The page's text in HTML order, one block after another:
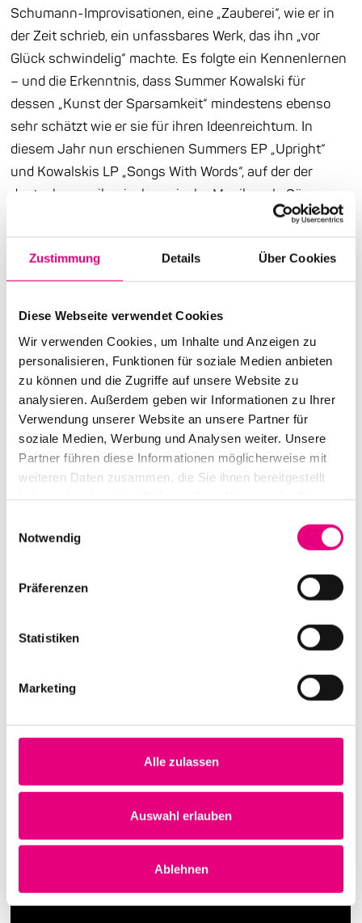
Zustimmung Details Über Cookies
Diese Webseite verwendet Cookies
Wir verwenden Cookies, um Inhalte und Anzeigen zu
personalisieren, Funktionen für soziale Medien anbieten
zu können und die Zugriffe auf unsere Website zu
analysieren. Außerdem geben wir Informationen zu Ihrer
Verwendung unserer Website an unsere Partner für
soziale Medien, Werbung und Analysen weiter. Unsere
Partner führen diese Informationen möglicherweise mit
weiteren Daten zusammen, die Sie ihnen bereitgestellt
Notwendig
Präferenzen
Statistiken
Marketing
Alle zulassen
Auswahl erlauben
Ablehnen
Schumann-Improvisationen, eine „Zauberei“, wie er in
der Zeit schrieb, ein unfassbares Werk, das ihn „vor
Glück schwindelig“ machte. Es folgte ein Kennenlernen
– und die Erkenntnis, dass Summer Kowalski für
dessen „Kunst der Sparsamkeit“ mindestens ebenso
sehr schätzt wie er sie für ihren Ideenreichtum. In
diesem Jahr nun erschienen Summers EP „Upright“
und Kowalskis LP „Songs With Words“, auf der der
deutsch-amerikanischpersische Musiker als Sänger
auftritt, Gedichte Allen Ginsbergs mit klassischen
Klavierstücken paart und von Johanna Summer
begleitet wird — ergänzt um Beiträge auch von Igor Levit
und Chilly Gonzales. Aus den beiden Alben wurde ein
faszinierendes Duo-Programm, das unausweichlich
Perfektionist, auf der anderen die hochvirtuos-
fantasievolle Jazz-Pianistin, die aus der Klassik schöpft
– diese beiden, die sich wechselseitig verehren,
mussten einfach zusammenfinden.